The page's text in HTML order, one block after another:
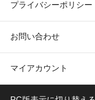
プライバシーポリシー
お問い合わせ
マイアカウント